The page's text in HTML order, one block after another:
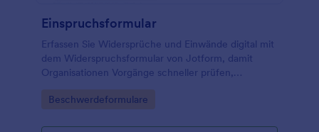
Einspruchsformular
Erfassen Sie Widersprüche und Einwände digital mit
dem Widerspruchsformular von Jotform, damit
Organisationen Vorgänge schneller prüfen,
einen Link oder auf der Website vereinheitlichen.
Go to Category:
Beschwerdeformulare